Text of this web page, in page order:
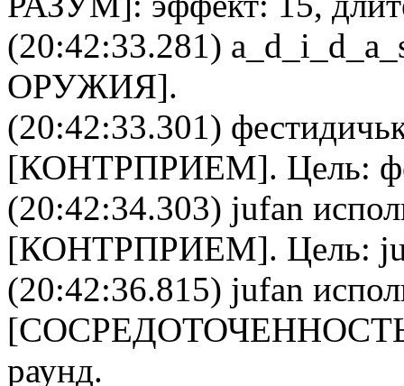
(20:42:33.281)
ОРУЖИЯ].
(20:42:33.301)
[КОНТРПРИЕМ]. Цель:
(20:42:34.303) jufan
[КОНТРПРИЕМ]. Цель:
(20:42:36.815) jufan
[
раунд.